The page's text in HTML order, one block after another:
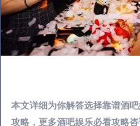
本文详细为你解答选择靠谱酒
攻略，更多酒吧娱乐必看攻略